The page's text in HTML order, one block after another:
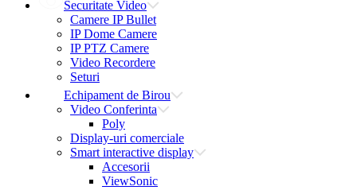
Securitate Video
Camere IP Bullet
IP Dome Camere
IP PTZ Camere
Video Recordere
Seturi
Echipament de Birou
Video Conferinta
Poly
Display-uri comerciale
Smart interactive display
Accesorii
ViewSonic